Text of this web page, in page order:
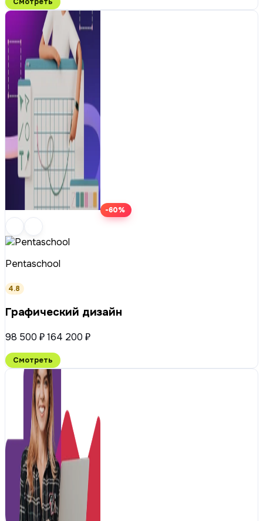
-60%
Pentaschool
4.8
Графический дизайн
98 500 ₽164 200 ₽
Смотреть